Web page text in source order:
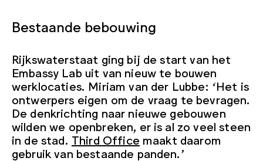
Bestaande bebouwing
Rijkswaterstaat ging bij de start van het
Embassy Lab uit van nieuw te bouwen
werklocaties. Miriam van der Lubbe: ‘Het is
ontwerpers eigen om de vraag te bevragen.
De denkrichting naar nieuwe gebouwen
wilden we openbreken, er is al zo veel steen
in de stad. Third Office maakt daarom
gebruik van bestaande panden.’